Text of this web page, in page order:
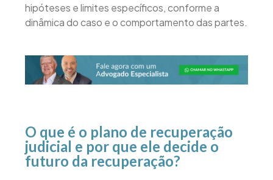
hipóteses e limites específicos, conforme a
dinâmica do caso e o comportamento das partes.
O que é o plano de recuperação
judicial e por que ele decide o
futuro da recuperação?